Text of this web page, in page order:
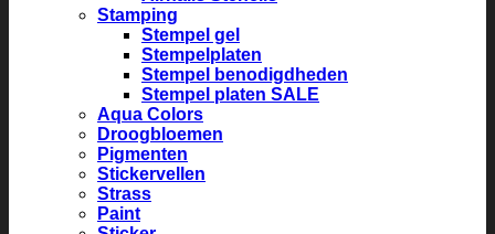
Stamping
Stempel gel
Stempelplaten
Stempel benodigdheden
Stempel platen SALE
Aqua Colors
Droogbloemen
Pigmenten
Stickervellen
Strass
Paint